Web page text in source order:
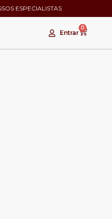
ESPECIALISTAS
Entrar
0